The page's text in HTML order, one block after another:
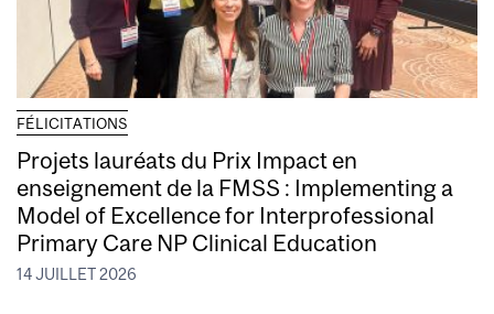
FÉLICITATIONS
Projets lauréats du Prix Impact en
enseignement de la FMSS : Implementing a
Model of Excellence for Interprofessional
Primary Care NP Clinical Education
14 JUILLET 2026